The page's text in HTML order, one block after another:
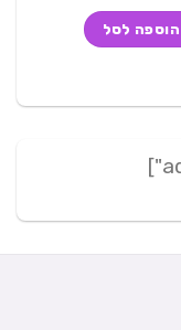
היה:
262 ₪.
הוא:
250 ₪.
לסל